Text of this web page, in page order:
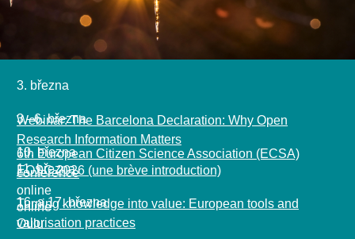
3. března
Webinar: The Barcelona Declaration: Why Open
Research Information Matters
online
3.–6. března
6th European Citizen Science Association (ECSA)
conference
Oulu
10. března
EOSC 2026 (une brève introduction​)
online
11. března
Turning knowledge into value: European tools and
valorisation practices
16. a 17. března